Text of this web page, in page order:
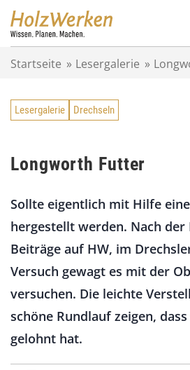
Startseite » Lesergalerie »
Lesergalerie Drechseln
Longworth Futter
Sollte eigentlich mit Hilfe
hergestellt werden. Nach der
Beiträge auf HW, im
Versuch gewagt es mit der
versuchen. Die leichte
schöne Rundlauf zeigen,
gelohnt hat.